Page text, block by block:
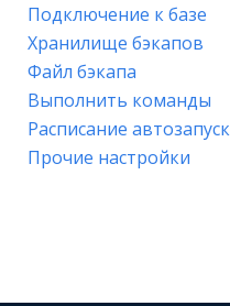
Подключение к базе
Хранилище бэкапов
Файл бэкапа
Выполнить команды
Расписание
Прочие настройки